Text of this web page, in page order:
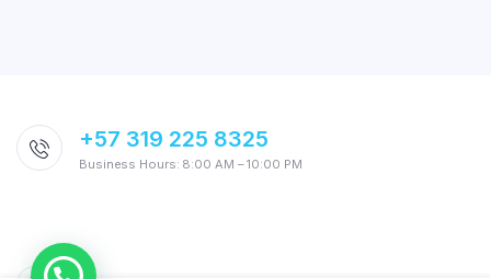
+57 319 225 8325
Business Hours: 8:00 AM – 10:00 PM